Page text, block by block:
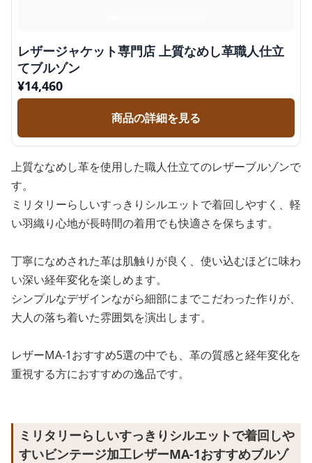
レザージャケット専門店 上質なめし革職人仕立
てブルゾン
¥14,460
商品の詳細を見る
上質ななめし革を使用した職人仕立てのレザーブルゾンで
す。
ミリタリーらしいすっきりシルエットで着回しやすく、軽
い羽織り心地が長時間の着用でも快適さを保ちます。
丁寧になめされた革は肌触りが良く、使い込むほどに味わ
い深い経年変化を楽しめます。
シンプルなデザインながら細部にまでこだわった作りが、
大人の落ち着いた雰囲気を演出します。
レザーMA-1おすすめ5選の中でも、革の質感と経年変化を
重視する方におすすめの逸品です。
ミリタリーらしいすっきりシルエットで着回しや
すいビンテージ加工レザーMA-1おすすめブルゾ